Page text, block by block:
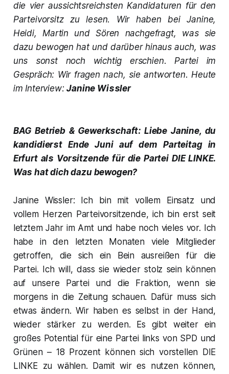
die vier aussichtsreichsten Kandidaturen für den
Parteivorsitz zu lesen. Wir haben bei Janine,
Heidi, Martin und Sören nachgefragt, was sie
dazu bewogen hat und darüber hinaus auch, was
uns sonst noch wichtig erschien. Partei im
Gespräch: Wir fragen nach, sie antworten. Heute
im Interview:Janine Wissler
BAG Betrieb & Gewerkschaft: Liebe Janine, du
kandidierst Ende Juni auf dem Parteitag in
Erfurt als Vorsitzende für die Partei DIE LINKE.
Was hat dich dazu bewogen?
Janine Wissler: Ich bin mit vollem Einsatz und
vollem Herzen Parteivorsitzende, ich bin erst seit
letztem Jahr im Amt und habe noch vieles vor. Ich
habe in den letzten Monaten viele Mitglieder
getroffen, die sich ein Bein ausreißen für die
Partei. Ich will, dass sie wieder stolz sein können
auf unsere Partei und die Fraktion, wenn sie
morgens in die Zeitung schauen. Dafür muss sich
etwas ändern. Wir haben es selbst in der Hand,
wieder stärker zu werden. Es gibt weiter ein
großes Potential für eine Partei links von SPD und
Grünen – 18 Prozent können sich vorstellen DIE
LINKE zu wählen. Damit wir es nutzen können,